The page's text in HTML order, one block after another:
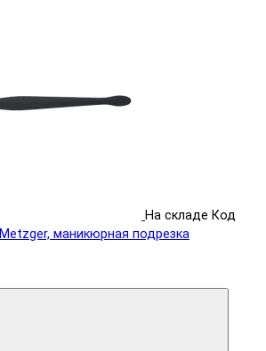
На складе Код
Metzger, маникюрная подрезка